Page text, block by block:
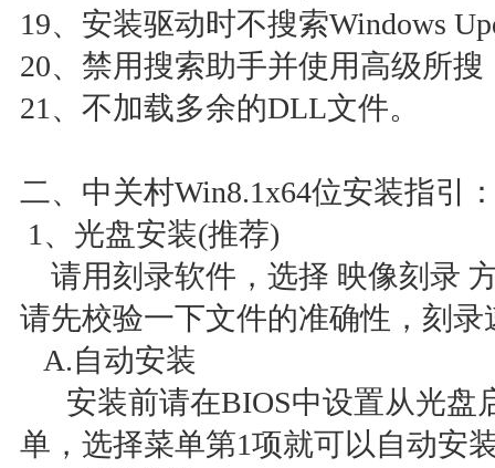
19、安装驱动时不搜索Windows
20、禁用搜索助手并使用高级所搜
21、不加载多余的DLL文件。
二、中关村Win8.1x64位安装指引
1、光盘安装(推荐)
请用刻录软件，选择 映像刻录
请先校验一下文件的准确性，刻
A.自动安装
安装前请在BIOS中设置从光盘
单，选择菜单第1项就可以自动